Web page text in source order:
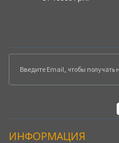
ИНФОРМАЦИЯ